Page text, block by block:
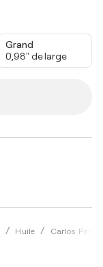
Huile Carlos
Grand
0,98" de large